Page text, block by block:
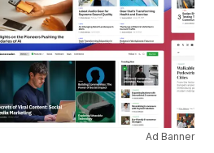
Ad Banner